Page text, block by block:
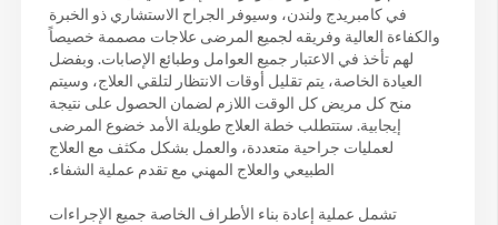
في كامبريدج ولندن، وسيوفر الجراح الاستشاري ذو الخبرة
والكفاءة العالية وفريقه لجميع المرضى علاجات مصممة خصيصاً
لهم تأخذ في الاعتبار جميع العوامل وطبائع الإصابات. وبفضل
العيادة الخاصة، يتم تقليل أوقات الانتظار لتلقي العلاج، وسيتم
منح كل مريض كل الوقت اللازم لضمان الحصول على نتيجة
إيجابية. ستتطلب خطة العلاج طويلة الأمد خضوع المرضى
لعمليات جراحية متعددة، والعمل بشكل مكثف مع العلاج
الطبيعي والعلاج المهني مع تقدم عملية الشفاء.
تشمل عملية إعادة بناء الأطراف الخاصة جميع الإجراءات